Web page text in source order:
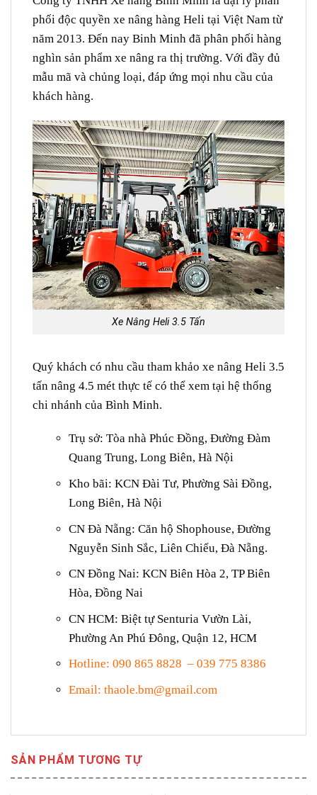
phối độc quyền xe nâng hàng Heli tại Việt Nam từ
năm 2013. Đến nay Binh Minh đã phân phối hàng
nghìn sản phẩm xe nâng ra thị trường. Với đầy đủ
mẫu mã và chủng loại, đáp ứng mọi nhu cầu của
khách hàng.
Xe Nâng Heli 3.5 Tấn
Quý khách có nhu cầu tham khảo xe nâng Heli 3.5
tấn nâng 4.5 mét thực tế có thể xem tại hệ thống
chi nhánh của Bình Minh.
Trụ sở: Tòa nhà Phúc Đồng, Đường Đàm
Quang Trung, Long Biên, Hà Nội
Kho bãi: KCN Đài Tư, Phường Sài Đồng,
Long Biên, Hà Nội
CN Đà Nẵng: Căn hộ Shophouse, Đường
Nguyễn Sinh Sắc, Liên Chiểu, Đà Nẵng.
CN Đồng Nai: KCN Biên Hòa 2, TP Biên
Hòa, Đồng Nai
CN HCM: Biệt tự Senturia Vườn Lài,
Phường An Phú Đông, Quận 12, HCM
Hotline: 090 865 8828 – 039 775 8386
Email: thaole.bm@gmail.com
SẢN PHẨM TƯƠNG TỰ